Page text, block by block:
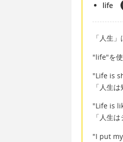
life
「人生
"life"を使
"Life is
「人生は
"Life is
「人生
"I put